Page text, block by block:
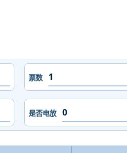
票数
是否电放